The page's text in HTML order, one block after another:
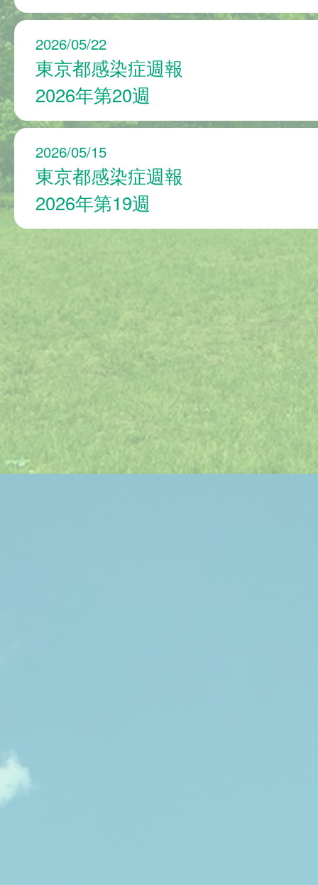
2026/05/22
東京都感染症週報
2026年第20週
2026/05/15
東京都感染症週報
2026年第19週